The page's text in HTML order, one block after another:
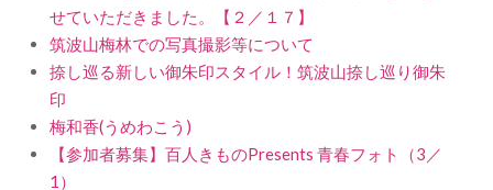
せていただきました。【２／１７】
筑波山梅林での写真撮影等について
捺し巡る新しい御朱印スタイル！筑波山捺し巡り御朱
印
梅和香(うめわこう)
【参加者募集】百人きものPresents 青春フォト（3／
1）